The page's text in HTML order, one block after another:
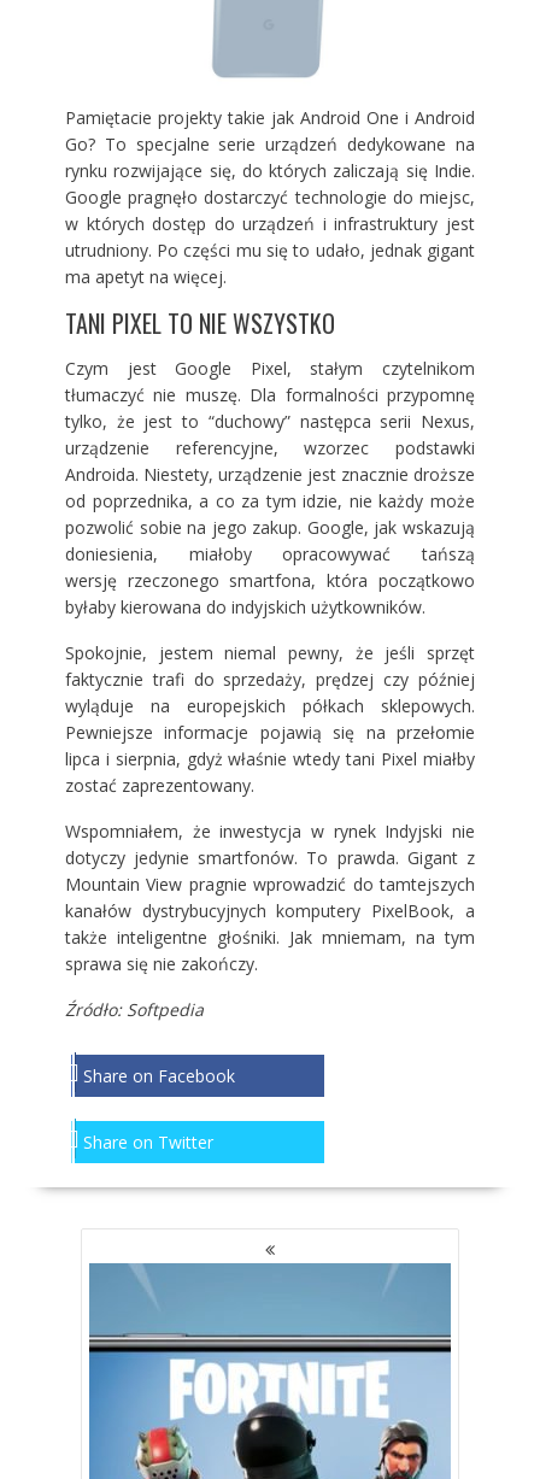
Pamiętacie projekty takie jak Android One i Android
Go? To specjalne serie urządzeń dedykowane na
rynku rozwijające się, do których zaliczają się Indie.
Google pragnęło dostarczyć technologie do miejsc,
w których dostęp do urządzeń i infrastruktury jest
utrudniony. Po części mu się to udało, jednak gigant
ma apetyt na więcej.
TANI PIXEL TO NIE WSZYSTKO
Czym jest Google Pixel, stałym czytelnikom
tłumaczyć nie muszę. Dla formalności przypomnę
tylko, że jest to “duchowy” następca serii Nexus,
urządzenie referencyjne, wzorzec podstawki
Androida. Niestety, urządzenie jest znacznie droższe
od poprzednika, a co za tym idzie, nie każdy może
pozwolić sobie na jego zakup. Google, jak wskazują
doniesienia, miałoby opracowywać tańszą
wersję rzeczonego smartfona, która początkowo
byłaby kierowana do indyjskich użytkowników.
Spokojnie, jestem niemal pewny, że jeśli sprzęt
faktycznie trafi do sprzedaży, prędzej czy później
wyląduje na europejskich półkach sklepowych.
Pewniejsze informacje pojawią się na przełomie
lipca i sierpnia, gdyż właśnie wtedy tani Pixel miałby
zostać zaprezentowany.
Wspomniałem, że inwestycja w rynek Indyjski nie
dotyczy jedynie smartfonów. To prawda. Gigant z
Mountain View pragnie wprowadzić do tamtejszych
kanałów dystrybucyjnych komputery PixelBook, a
także inteligentne głośniki. Jak mniemam, na tym
sprawa się nie zakończy.
Źródło: Softpedia
Share on Facebook
Share on Twitter
NAWIGACJA